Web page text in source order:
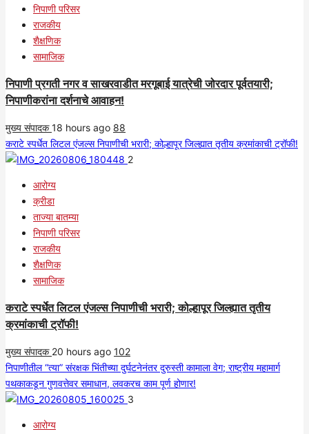
निपाणी परिसर
राजकीय
शैक्षणिक
सामाजिक
निपाणी प्रगती नगर व साखरवाडीत मरगूबाई यात्रेची जोरदार पूर्वतयारी;
निपाणीकरांना दर्शनाचे आवाहन!
मुख्य संपादक18 hours ago 88
कराटे स्पर्धेत लिटल एंजल्स निपाणीची भरारी; कोल्हापूर जिल्ह्यात तृतीय क्रमांकाची ट्रॉफी!
2
आरोग्य
क्रीडा
ताज्या बातम्या
निपाणी परिसर
राजकीय
शैक्षणिक
सामाजिक
कराटे स्पर्धेत लिटल एंजल्स निपाणीची भरारी; कोल्हापूर जिल्ह्यात तृतीय
क्रमांकाची ट्रॉफी!
मुख्य संपादक 20 hours ago 102
निपाणीतील “त्या” संरक्षक भिंतीच्या दुर्घटनेनंतर दुरुस्ती कामाला वेग; राष्ट्रीय महामार्ग
पथकाकडून गुणवत्तेवर समाधान, लवकरच काम पूर्ण होणार!
3
आरोग्य